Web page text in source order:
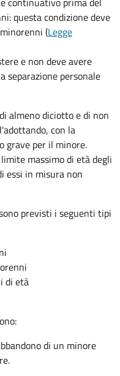
questa condizione deve
(Legge
e non deve avere
personale
almeno diciotto e di non
con la
grave per il minore.
massimo di età degli
essi in misura non
previsti i seguenti tipi
di età
di un minore